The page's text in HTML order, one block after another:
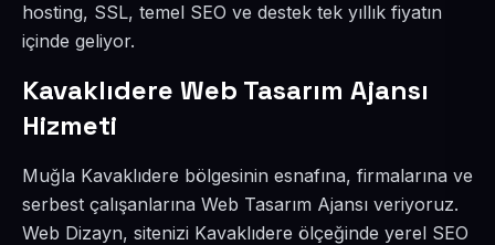
hosting, SSL, temel SEO ve destek tek yıllık fiyatın
içinde geliyor.
Kavaklıdere Web Tasarım Ajansı
Hizmeti
Muğla Kavaklıdere bölgesinin esnafına, firmalarına ve
serbest çalışanlarına Web Tasarım Ajansı veriyoruz.
Web Dizayn, sitenizi Kavaklıdere ölçeğinde yerel SEO